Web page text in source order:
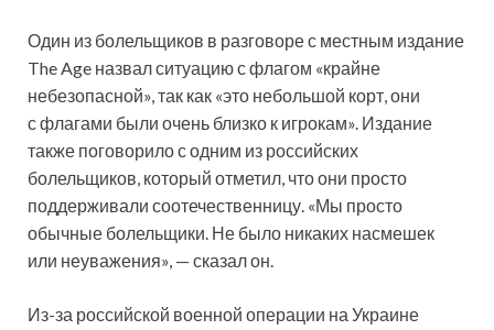
Один из болельщиков в разговоре с местным издание
The Age назвал ситуацию с флагом «крайне
небезопасной», так как «это небольшой корт, они
с флагами были очень близко к игрокам». Издание
также поговорило с одним из российских
болельщиков, который отметил, что они просто
поддерживали соотечественницу. «Мы просто
обычные болельщики. Не было никаких насмешек
или неуважения», — сказал он.
Из-за российской военной операции на Украине